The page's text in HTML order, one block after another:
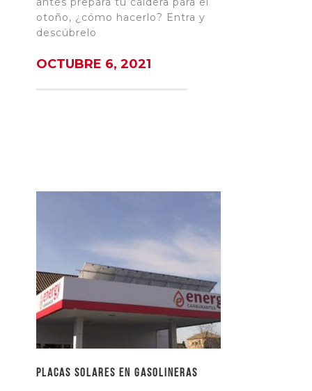
otoño, ¿cómo hacerlo? Entra y
descúbrelo
OCTUBRE 6, 2021
Placas solares en Gasolineras